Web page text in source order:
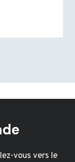
vous vers le